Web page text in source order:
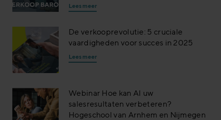
Lees meer
De verkooprevolutie: 5 cruciale
vaardigheden voor succes in 2025
Lees meer
Webinar Hoe kan AI uw
salesresultaten verbeteren?
Hogeschool van Arnhem en Nijmegen